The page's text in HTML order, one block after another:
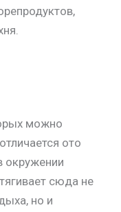
можно
ото
окружении
сюда не
но и